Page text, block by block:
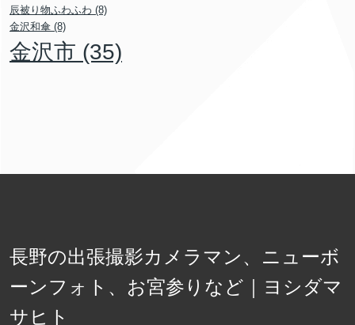
辰被り物ふわふわ (8)
金沢和傘 (8)
金沢市 (35)
長野の出張撮影カメラマン、ニューボ
ーンフォト、お宮参りなど｜ヨシダマ
サヒト